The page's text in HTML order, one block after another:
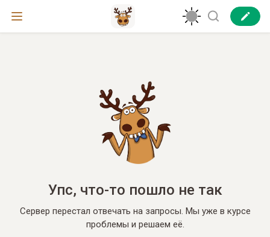
Упс, что-то пошло не так
Сервер перестал отвечать на запросы. Мы уже в курсе
проблемы и решаем её.